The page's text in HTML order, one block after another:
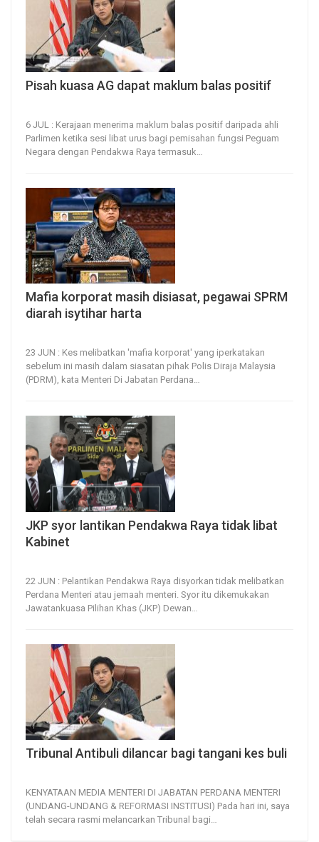
Pisah kuasa AG dapat maklum balas positif
6 JUL : Kerajaan menerima maklum balas positif daripada ahli
Parlimen ketika sesi libat urus bagi pemisahan fungsi Peguam
Negara dengan Pendakwa Raya termasuk…
Mafia korporat masih disiasat, pegawai SPRM
diarah isytihar harta
23 JUN : Kes melibatkan 'mafia korporat' yang iperkatakan
sebelum ini masih dalam siasatan pihak Polis Diraja Malaysia
(PDRM), kata Menteri Di Jabatan Perdana…
JKP syor lantikan Pendakwa Raya tidak libat
Kabinet
22 JUN : Pelantikan Pendakwa Raya disyorkan tidak melibatkan
Perdana Menteri atau jemaah menteri. Syor itu dikemukakan
Jawatankuasa Pilihan Khas (JKP) Dewan
Tribunal Antibuli dilancar bagi tangani kes buli
KENYATAAN MEDIA MENTERI DI JABATAN PERDANA MENTERI
(UNDANG-UNDANG & REFORMASI INSTITUSI) Pada hari ini, saya
telah secara rasmi melancarkan Tribunal bagi…